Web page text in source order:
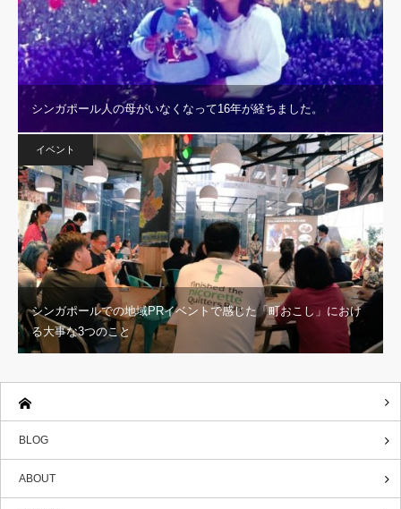
シンガポール人の母がいなくなって16年が経ちました。
イベント
シンガポールでの地域PRイベントで感じた「町おこし」におけ
る大事な3つのこと
BLOG
ABOUT